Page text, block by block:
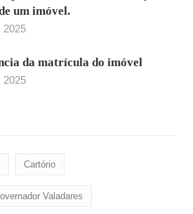
um imóvel.
2025
da matrícula do imóvel
2025
Cartório
Valadares